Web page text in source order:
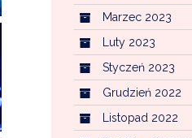
Marzec 2023
Luty 2023
Styczeń 2023
Grudzień 2022
Listopad 2022